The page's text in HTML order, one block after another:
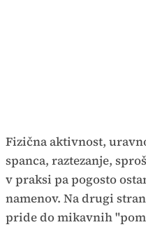
Fizična aktivnost,
spanca, raztezanje,
v praksi pa pogosto
namenov. Na drugi
pride do mikavnih